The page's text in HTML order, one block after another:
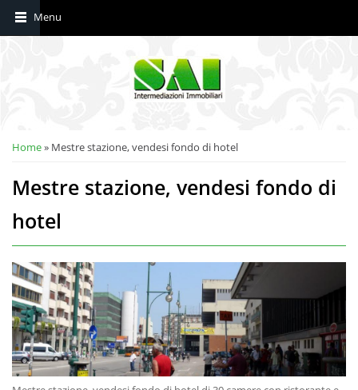
Tu sei qui
Home» Mestre stazione, vendesi fondo di hotel
Mestre stazione, vendesi fondo di
hotel